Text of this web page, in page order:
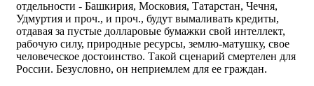
отдельности - Башкирия, Московия, Татарстан, Чечня,
Удмуртия и проч., и проч., будут вымаливать кредиты,
отдавая за пустые долларовые бумажки свой интеллект,
рабочую силу, природные ресурсы, землю-матушку, свое
человеческое достоинство. Такой сценарий смертелен для
России. Безусловно, он неприемлем для ее граждан.